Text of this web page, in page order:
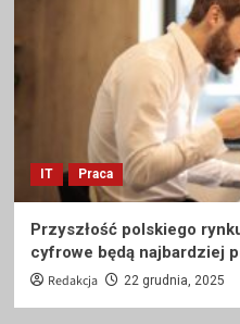
IT Praca
Przyszłość polskiego
cyfrowe będą najbardziej
Redakcja 22 grudnia, 2025